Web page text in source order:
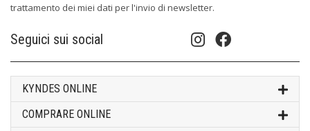
trattamento dei miei dati per l'invio di newsletter.
Seguici sui social
KYNDES ONLINE
COMPRARE ONLINE